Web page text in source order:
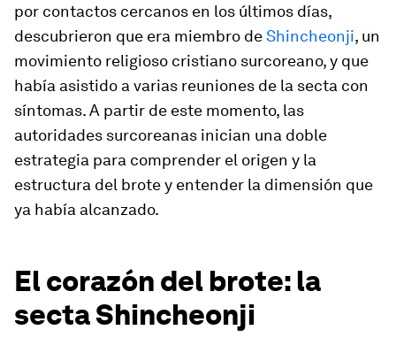
por contactos cercanos en los últimos días,
descubrieron que era miembro deShincheonji, un
movimiento religioso cristiano surcoreano, y que
había asistido a varias reuniones de la secta con
síntomas. A partir de este momento, las
autoridades surcoreanas inician una doble
estrategia para comprender el origen y la
estructura del brote y entender la dimensión que
ya había alcanzado.
El corazón del brote: la
secta Shincheonji